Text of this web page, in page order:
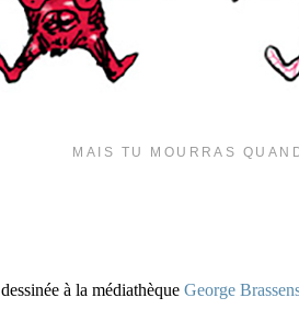
MAIS TU MOURRAS
à la médiathèque George Brassen